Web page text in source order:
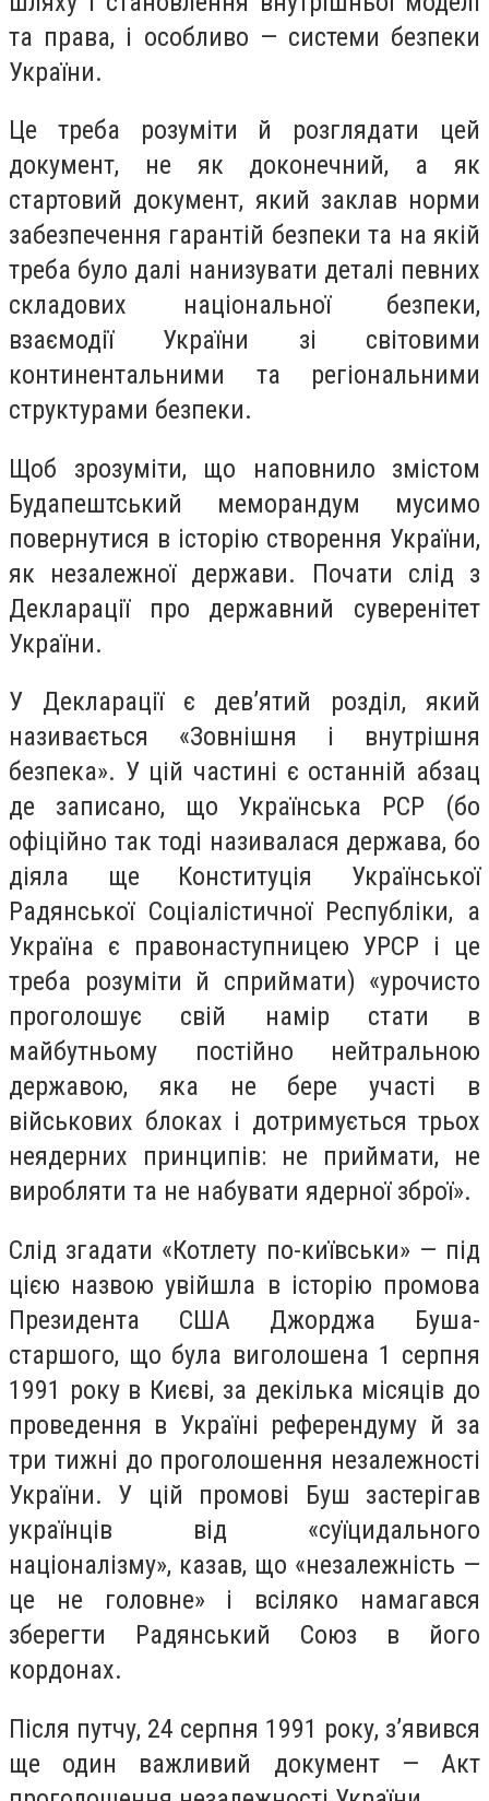
та права, і особливо — системи безпеки
України.
Це треба розуміти й розглядати цей
документ, не як доконечний, а як
стартовий документ, який заклав норми
забезпечення гарантій безпеки та на якій
треба було далі нанизувати деталі певних
складових національної безпеки,
взаємодії України зі світовими
континентальними та регіональними
структурами безпеки.
Щоб зрозуміти, що наповнило змістом
Будапештський меморандум мусимо
повернутися в історію створення України,
як незалежної держави. Почати слід з
Декларації про державний суверенітет
України.
У Декларації є дев’ятий розділ, який
називається «Зовнішня і внутрішня
безпека». У цій частині є останній абзац
де записано, що Українська РСР (бо
офіційно так тоді називалася держава, бо
діяла ще Конституція Української
Радянської Соціалістичної Республіки, а
Україна є правонаступницею УРСР і це
треба розуміти й сприймати) «урочисто
проголошує свій намір стати в
майбутньому постійно нейтральною
державою, яка не бере участі в
військових блоках і дотримується трьох
неядерних принципів: не приймати, не
виробляти та не набувати ядерної зброї».
Слід згадати «Котлету по-київськи» — під
цією назвою увійшла в історію промова
Президента США Джорджа Буша-
старшого, що була виголошена 1 серпня
1991 року в Києві, за декілька місяців до
проведення в Україні референдуму й за
три тижні до проголошення незалежності
України. У цій промові Буш застерігав
українців від «суїцидального
націоналізму», казав, що «незалежність —
це не головне» і всіляко намагався
зберегти Радянський Союз в його
кордонах.
Після путчу, 24 серпня 1991 року, з’явився
ще один важливий документ — Акт